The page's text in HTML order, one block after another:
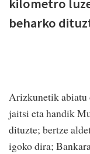
kilometro
beharko
Arizkunetik abiatu
jaitsi eta handik
dituzte; bertze
igoko dira;